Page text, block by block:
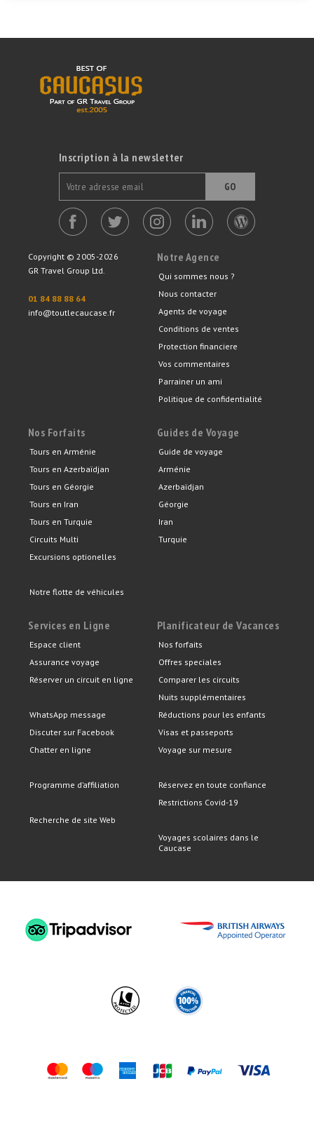
Inscription à la newsletter
GO
Copyright © 2005-2026
GR Travel Group Ltd.
01 84 88 88 64
info@toutlecaucase.fr
Notre Agence
Qui sommes nous ?
Nous contacter
Agents de voyage
Conditions de ventes
Protection financiere
Vos commentaires
Parrainer un ami
Politique de confidentialité
Nos Forfaits
Tours en Arménie
Tours en Azerbaïdjan
Tours en Géorgie
Tours en Iran
Tours en Turquie
Circuits Multi
Excursions optionelles
Notre flotte de véhicules
Guides de Voyage
Guide de voyage
Arménie
Azerbaïdjan
Géorgie
Iran
Turquie
Services en Ligne
Espace client
Assurance voyage
Réserver un circuit en ligne
WhatsApp message
Discuter sur Facebook
Chatter en ligne
Programme d’affiliation
Recherche de site Web
Planificateur de Vacances
Nos forfaits
Offres speciales
Comparer les circuits
Nuits supplémentaires
Réductions pour les enfants
Visas et passeports
Voyage sur mesure
Réservez en toute confiance
Restrictions Covid-19
Voyages scolaires dans le
Caucase